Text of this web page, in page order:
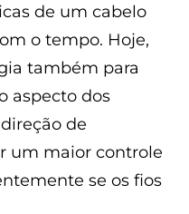
de um cabelo
o tempo. Hoje,
também para
aspecto dos
de
um maior controle
se os fios